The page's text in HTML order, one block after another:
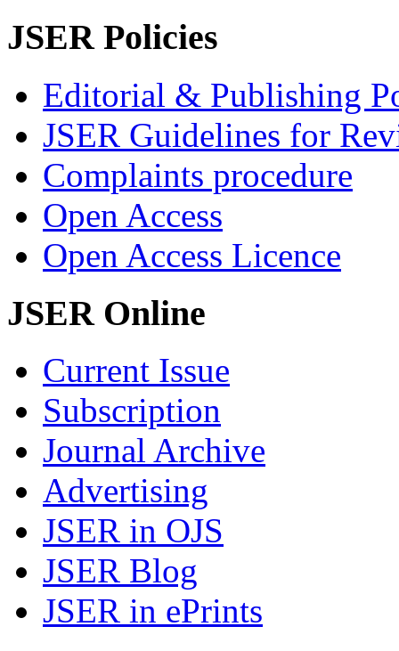
JSER Policies
Editorial & Publishing
JSER Guidelines for
Complaints procedure
Open Access
Open Access Licence
JSER Online
Current Issue
Subscription
Journal Archive
Advertising
JSER in OJS
JSER Blog
JSER in ePrints